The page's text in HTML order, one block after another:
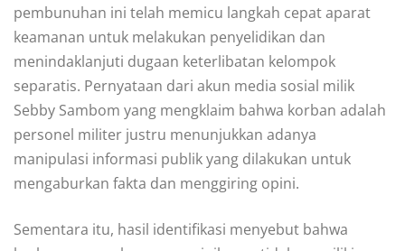
pembunuhan ini telah memicu langkah cepat aparat
keamanan untuk melakukan penyelidikan dan
menindaklanjuti dugaan keterlibatan kelompok
separatis. Pernyataan dari akun media sosial milik
Sebby Sambom yang mengklaim bahwa korban adalah
personel militer justru menunjukkan adanya
manipulasi informasi publik yang dilakukan untuk
mengaburkan fakta dan menggiring opini.
Sementara itu, hasil identifikasi menyebut bahwa